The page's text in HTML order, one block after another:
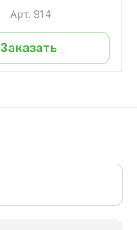
Арт. 914
Заказать